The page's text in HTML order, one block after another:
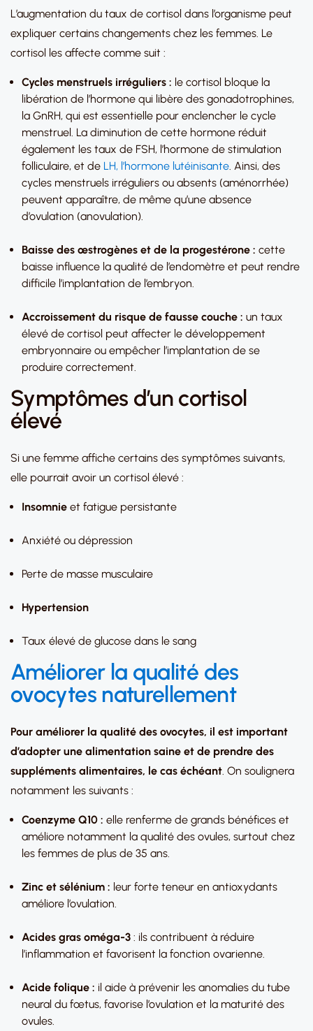
L’augmentation du taux de cortisol dans l’organisme peut
expliquer certains changements chez les femmes. Le
cortisol les affecte comme suit :
Cycles menstruels irréguliers : le cortisol bloque la
libération de l’hormone qui libère des gonadotrophines,
la GnRH, qui est essentielle pour enclencher le cycle
menstruel. La diminution de cette hormone réduit
également les taux de FSH, l’hormone de stimulation
folliculaire, et de LH, l’hormone lutéinisante. Ainsi, des
cycles menstruels irréguliers ou absents (aménorrhée)
peuvent apparaître, de même qu’une absence
d’ovulation (anovulation).
Baisse des œstrogènes et de la progestérone : cette
baisse influence la qualité de l’endomètre et peut rendre
difficile l’implantation de l’embryon.
Accroissement du risque de fausse couche : un taux
élevé de cortisol peut affecter le développement
embryonnaire ou empêcher l’implantation de se
produire correctement.
Symptômes d’un cortisol
élevé
Si une femme affiche certains des symptômes suivants,
elle pourrait avoir un cortisol élevé :
Insomnie et fatigue persistante
Anxiété ou dépression
Perte de masse musculaire
Hypertension
Taux élevé de glucose dans le sang
Améliorer la qualité des
ovocytes naturellement
Pour améliorer la qualité des ovocytes, il est important
d’adopter une alimentation saine et de prendre des
suppléments alimentaires, le cas échéant. On soulignera
notamment les suivants :
Coenzyme Q10 : elle renferme de grands bénéfices et
améliore notamment la qualité des ovules, surtout chez
les femmes de plus de 35 ans.
Zinc et sélénium : leur forte teneur en antioxydants
améliore l’ovulation.
Acides gras oméga-3 : ils contribuent à réduire
l’inflammation et favorisent la fonction ovarienne.
Acide folique : il aide à prévenir les anomalies du tube
neural du fœtus, favorise l’ovulation et la maturité des
ovules.